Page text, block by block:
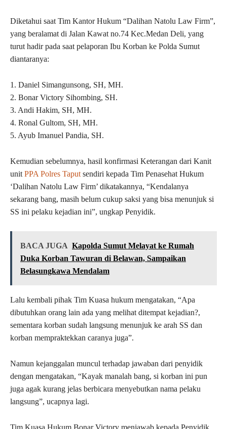
Diketahui saat Tim Kantor Hukum “Dalihan Natolu Law Firm”,
yang beralamat di Jalan Kawat no.74 Kec.Medan Deli, yang
turut hadir pada saat pelaporan Ibu Korban ke Polda Sumut
diantaranya:
1. Daniel Simangunsong, SH, MH.
2. Bonar Victory Sihombing, SH.
3. Andi Hakim, SH, MH.
4. Ronal Gultom, SH, MH.
5. Ayub Imanuel Pandia, SH.
Kemudian sebelumnya, hasil konfirmasi Keterangan dari Kanit
unit PPA Polres Taput sendiri kepada Tim Penasehat Hukum
‘Dalihan Natolu Law Firm’ dikatakannya, “Kendalanya
sekarang bang, masih belum cukup saksi yang bisa menunjuk si
SS ini pelaku kejadian ini”, ungkap Penyidik.
BACA JUGA Kapolda Sumut Melayat ke Rumah
Duka Korban Tawuran di Belawan, Sampaikan
Belasungkawa Mendalam
Lalu kembali pihak Tim Kuasa hukum mengatakan, “Apa
dibutuhkan orang lain ada yang melihat ditempat kejadian?,
sementara korban sudah langsung menunjuk ke arah SS dan
korban mempraktekkan caranya juga”.
Namun kejanggalan muncul terhadap jawaban dari penyidik
dengan mengatakan, “Kayak manalah bang, si korban ini pun
juga agak kurang jelas berbicara menyebutkan nama pelaku
langsung”, ucapnya lagi.
Tim Kuasa Hukum Bonar Victory menjawab kepada Penyidik,